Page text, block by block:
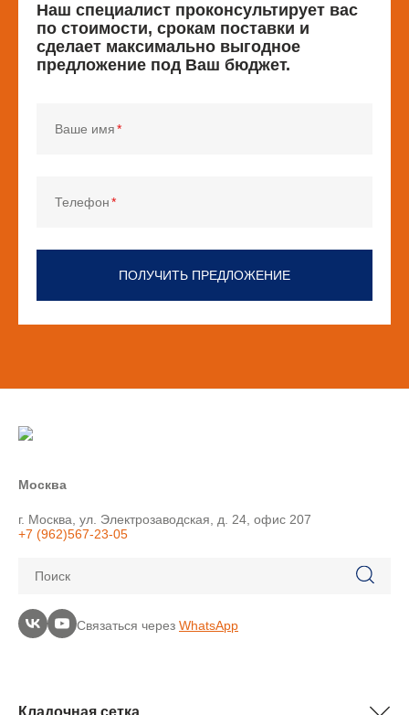
Наш специалист проконсультирует вас
по стоимости, срокам поставки и
сделает максимально выгодное
предложение под Ваш бюджет.
Ваше имя
Телефон
ПОЛУЧИТЬ ПРЕДЛОЖЕНИЕ
Москва
г. Москва, ул. Электрозаводская, д. 24, офис 207
+7 (962)567-23-05
Поиск
Связаться через WhatsApp
Кладочная сетка